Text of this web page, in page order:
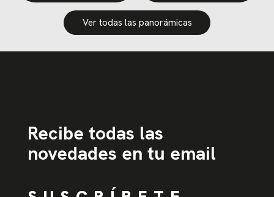
Ver todas las panorámicas
Recibe todas las
novedades en tu email